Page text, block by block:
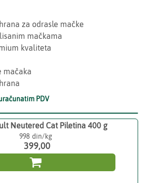
za odrasle mačke
mačkama
kvaliteta
mačaka
PDV
Neutered Cat Piletina 400 g
998
399,00
